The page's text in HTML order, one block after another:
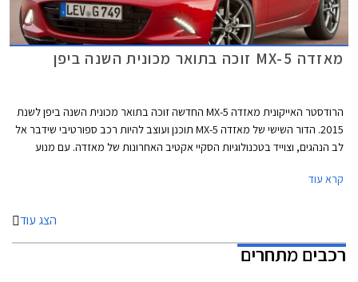
מאזדה MX-5 זוכה בתואר מכונית השנה ביפן
הרודסטר האייקונית מאזדה MX-5 החדשה זוכה בתואר מכונית השנה ביפן לשנת
2015. הדור השישי של מאזדה MX-5 תוכנן ועוצב להיות רכב ספורטיבי שידבר אל
לב הנהגים, וצוייד בטכנולוגיות הסקיי אקטיב האחרונות של מאזדה. עם מנוע
את מסורת קודמותיה ולספק סגנון וחווית נהיגה מהנה.
קרא עוד
הצג עוד
רכבים מתחרים